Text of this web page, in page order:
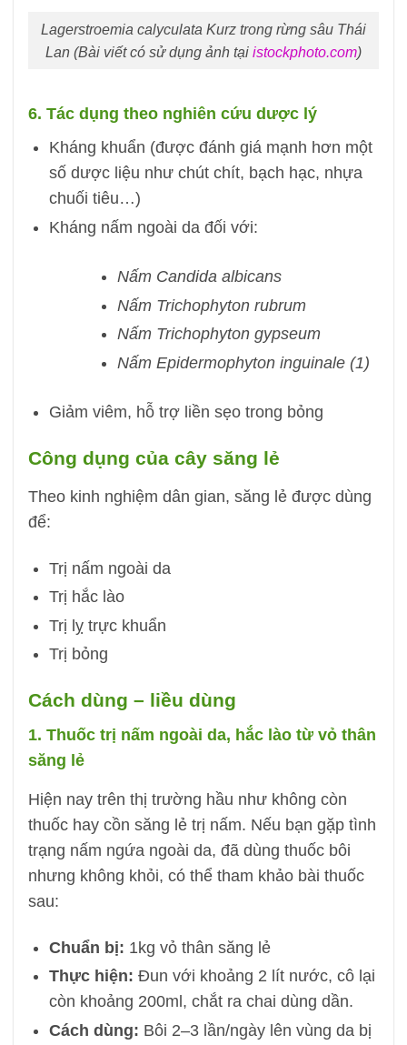
Lagerstroemia calyculata Kurz trong rừng sâu Thái
Lan (Bài viết có sử dụng ảnh tại istockphoto.com)
6. Tác dụng theo nghiên cứu dược lý
Kháng khuẩn (được đánh giá mạnh hơn một
số dược liệu như chút chít, bạch hạc, nhựa
chuối tiêu…)
Kháng nấm ngoài da đối với:
Nấm Candida albicans
Nấm Trichophyton rubrum
Nấm Trichophyton gypseum
Nấm Epidermophyton inguinale (1)
Giảm viêm, hỗ trợ liền sẹo trong bỏng
Công dụng của cây săng lẻ
Theo kinh nghiệm dân gian, săng lẻ được dùng
để:
Trị nấm ngoài da
Trị hắc lào
Trị lỵ trực khuẩn
Trị bỏng
Cách dùng – liều dùng
1. Thuốc trị nấm ngoài da, hắc lào từ vỏ thân
săng lẻ
Hiện nay trên thị trường hầu như không còn
thuốc hay cồn săng lẻ trị nấm. Nếu bạn gặp tình
trạng nấm ngứa ngoài da, đã dùng thuốc bôi
nhưng không khỏi, có thể tham khảo bài thuốc
sau:
Chuẩn bị: 1kg vỏ thân săng lẻ
Thực hiện: Đun với khoảng 2 lít nước, cô lại
còn khoảng 200ml, chắt ra chai dùng dần.
Cách dùng: Bôi 2–3 lần/ngày lên vùng da bị